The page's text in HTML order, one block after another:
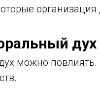
организация
дух
можно повлиять.